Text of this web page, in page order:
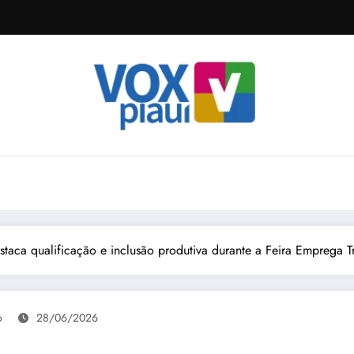
qualificação e inclusão produtiva durante a Feira Emprega
28/06/2026